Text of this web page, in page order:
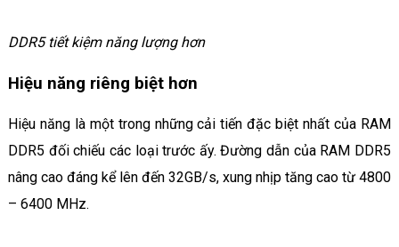
DDR5 tiết kiệm năng lượng hơn
Hiệu năng riêng biệt hơn
Hiệu năng là một trong những cải tiến đặc biệt nhất của RAM
DDR5 đối chiếu các loại trước ấy. Đường dẫn của RAM DDR5
nâng cao đáng kể lên đến 32GB/s, xung nhịp tăng cao từ 4800
– 6400 MHz.